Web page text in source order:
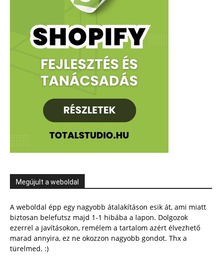
Megújult a weboldal
A weboldal épp egy nagyobb átalakításon esik át, ami miatt
biztosan belefutsz majd 1-1 hibába a lapon. Dolgozok
ezerrel a javításokon, remélem a tartalom azért élvezhető
marad annyira, ez ne okozzon nagyobb gondot. Thx a
türelmed. :)